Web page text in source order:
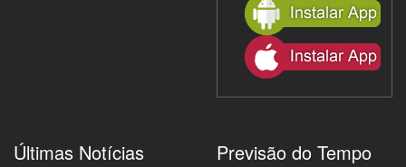
Últimas Notícias Previsão do Tempo